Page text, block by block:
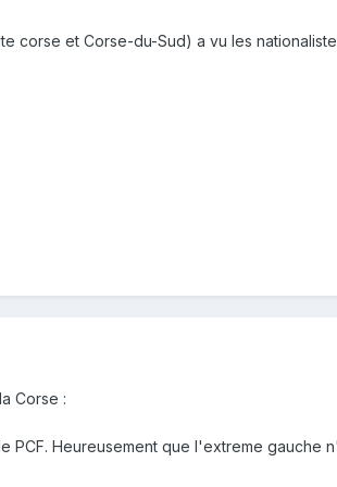
corse et Corse-du-Sud) a vu les
Corse :
Heureusement que l'extreme gauche